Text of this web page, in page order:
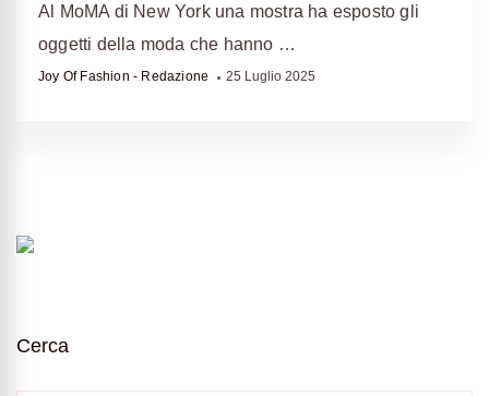
Al MoMA di New York una mostra ha esposto gli
oggetti della moda che hanno …
Joy Of Fashion - Redazione 25 Luglio 2025
Cerca